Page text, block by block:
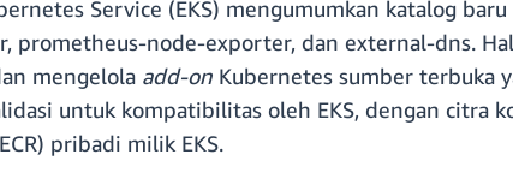
Service (EKS) mengumumkan katalog
prometheus-node-exporter, dan external-dns.
mengelola add-on Kubernetes sumber terbuka
untuk kompatibilitas oleh EKS, dengan citra
pribadi milik EKS.